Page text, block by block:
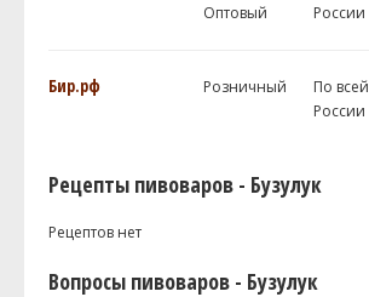
Оптовый
России
Бир.рф Розничный
По всей
России
Рецепты пивоваров - Бузулук
Рецептов нет
Вопросы пивоваров - Бузулук